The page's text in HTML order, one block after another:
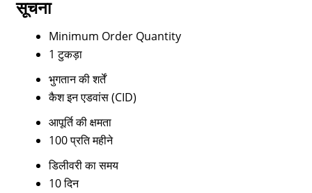
सूचना
Minimum Order Quantity
1 टुकड़ा
भुगतान की शर्तें
कैश इन एडवांस (CID)
आपूर्ति की क्षमता
100 प्रति महीने
डिलीवरी का समय
10 दिन